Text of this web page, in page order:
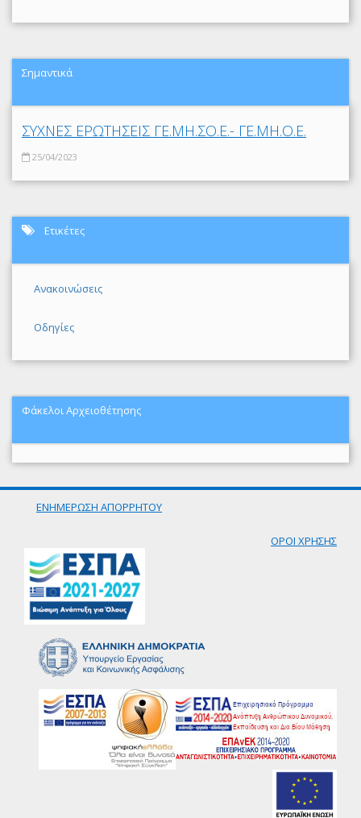
Σημαντικά
ΣΥΧΝΕΣ ΕΡΩΤΗΣΕΙΣ ΓΕ.ΜΗ.ΣΟ.Ε.- ΓΕ.ΜΗ.Ο.Ε.
25/04/2023
Ετικέτες
Ανακοινώσεις
Οδηγίες
Φάκελοι Αρχειοθέτησης
ΕΝΗΜΕΡΩΣΗ ΑΠΟΡΡΗΤΟΥ
ΟΡΟΙ ΧΡΗΣΗΣ